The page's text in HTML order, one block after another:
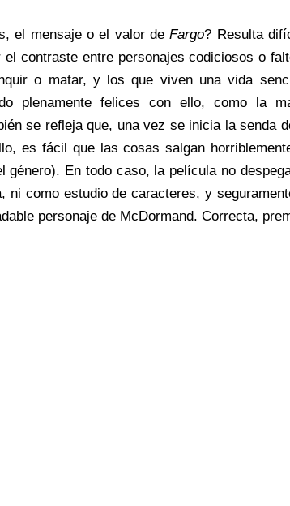
el mensaje o el valor deFargo? Resulta
el contraste entre personajes codiciosos o
o matar, y los que viven una vida
plenamente felices con ello, como la
se refleja que, una vez se inicia la senda
es fácil que las cosas salgan
género). En todo caso, la película no
ni como estudio de caracteres, y
personaje de McDormand. Correcta,